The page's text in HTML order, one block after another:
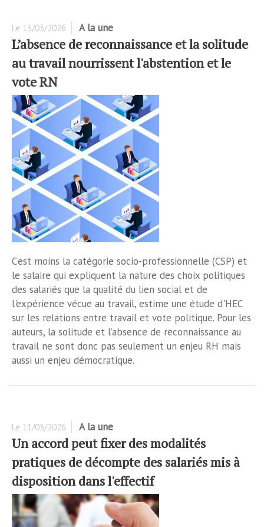
Le 13/03/2026 A la une
L’absence de reconnaissance et la solitude
au travail nourrissent l'abstention et le
vote RN
C’est moins la catégorie socio-professionnelle (CSP) et
le salaire qui expliquent la nature des choix politiques
des salariés que la qualité du lien social et de
l'expérience vécue au travail, estime une étude d'HEC
sur les relations entre travail et vote politique. Pour les
auteurs, la solitude et l’absence de reconnaissance au
travail ne sont donc pas seulement un enjeu RH mais
aussi un enjeu démocratique.
Le 11/03/2026 A la une
Un accord peut fixer des modalités
pratiques de décompte des salariés mis à
disposition dans l'effectif